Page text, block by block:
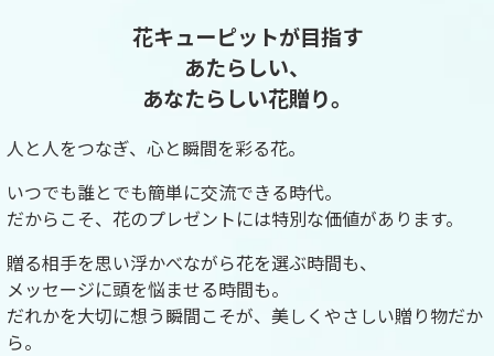
花キューピットが目指す
あたらしい、
あなたらしい花贈り。
人と人をつなぎ、心と瞬間を彩る花。
いつでも誰とでも簡単に交流できる時代。
だからこそ、花のプレゼントには特別な価値があります。
贈る相手を思い浮かべながら花を選ぶ時間も、
メッセージに頭を悩ませる時間も。
だれかを大切に想う瞬間こそが、美しくやさしい贈り物だか
ら。